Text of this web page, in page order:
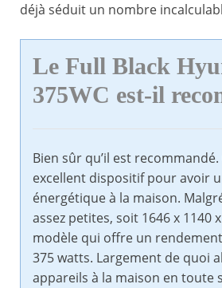
déjà séduit un nombre
Le Full Black
375WC est-il
Bien sûr qu’il est recommandé.
excellent dispositif pour avoir
énergétique à la maison.
assez petites, soit 1646 x 1140
modèle qui offre un
375 watts. Largement de quoi
appareils à la maison en toute